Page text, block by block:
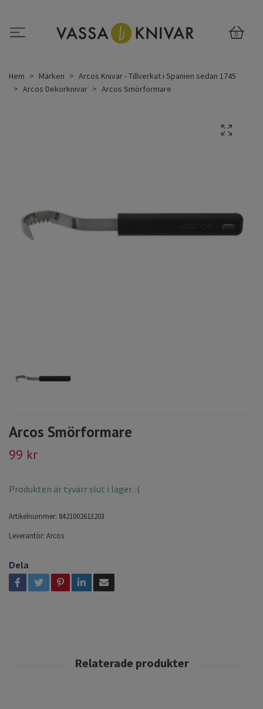
0
Hem Märken
Arcos Knivar - Tillverkat i Spanien sedan 1745
Arcos Dekorknivar
Arcos Smörformare
Arcos Smörformare
99 kr
Produkten är tyvärr slut i lager. :(
Artikelnummer: 8421002613203
Leverantör: Arcos
Dela